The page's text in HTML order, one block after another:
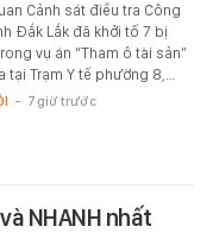
Cảnh sát điều tra Công
Đắk Lắk đã khởi tố 7 bị
vụ án “Tham ô tài sản”
tại Trạm Y tế phường 8,…
- 7 giờ trước
NHANH nhất